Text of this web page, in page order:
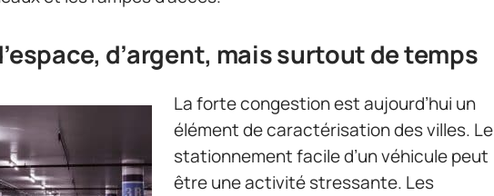
d’argent, mais surtout de temps
La forte congestion est aujourd’hui un
élément de caractérisation des villes. Le
stationnement facile d’un véhicule peut
être une activité stressante. Les